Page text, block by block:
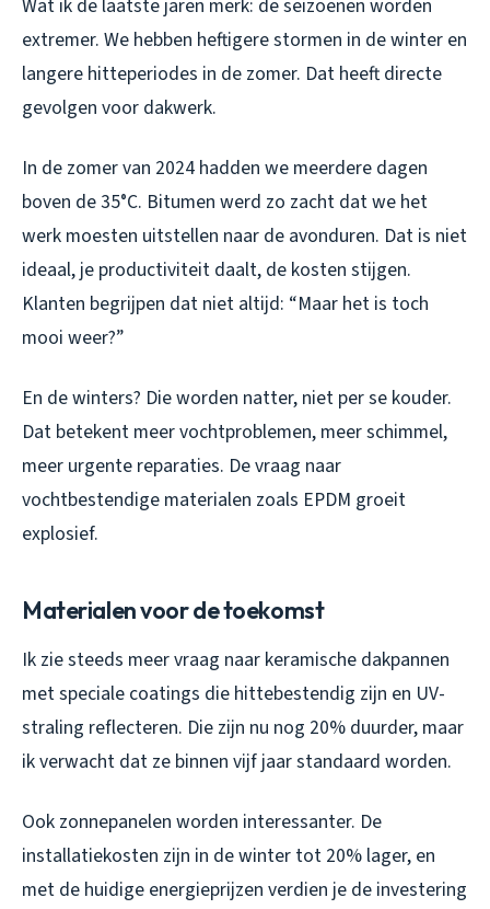
Wat ik de laatste jaren merk: de seizoenen worden
extremer. We hebben heftigere stormen in de winter en
langere hitteperiodes in de zomer. Dat heeft directe
gevolgen voor dakwerk.
In de zomer van 2024 hadden we meerdere dagen
boven de 35°C. Bitumen werd zo zacht dat we het
werk moesten uitstellen naar de avonduren. Dat is niet
ideaal, je productiviteit daalt, de kosten stijgen.
Klanten begrijpen dat niet altijd: “Maar het is toch
mooi weer?”
En de winters? Die worden natter, niet per se kouder.
Dat betekent meer vochtproblemen, meer schimmel,
meer urgente reparaties. De vraag naar
vochtbestendige materialen zoals EPDM groeit
explosief.
Materialen voor de toekomst
Ik zie steeds meer vraag naar keramische dakpannen
met speciale coatings die hittebestendig zijn en UV-
straling reflecteren. Die zijn nu nog 20% duurder, maar
ik verwacht dat ze binnen vijf jaar standaard worden.
Ook zonnepanelen worden interessanter. De
installatiekosten zijn in de winter tot 20% lager, en
met de huidige energieprijzen verdien je de investering